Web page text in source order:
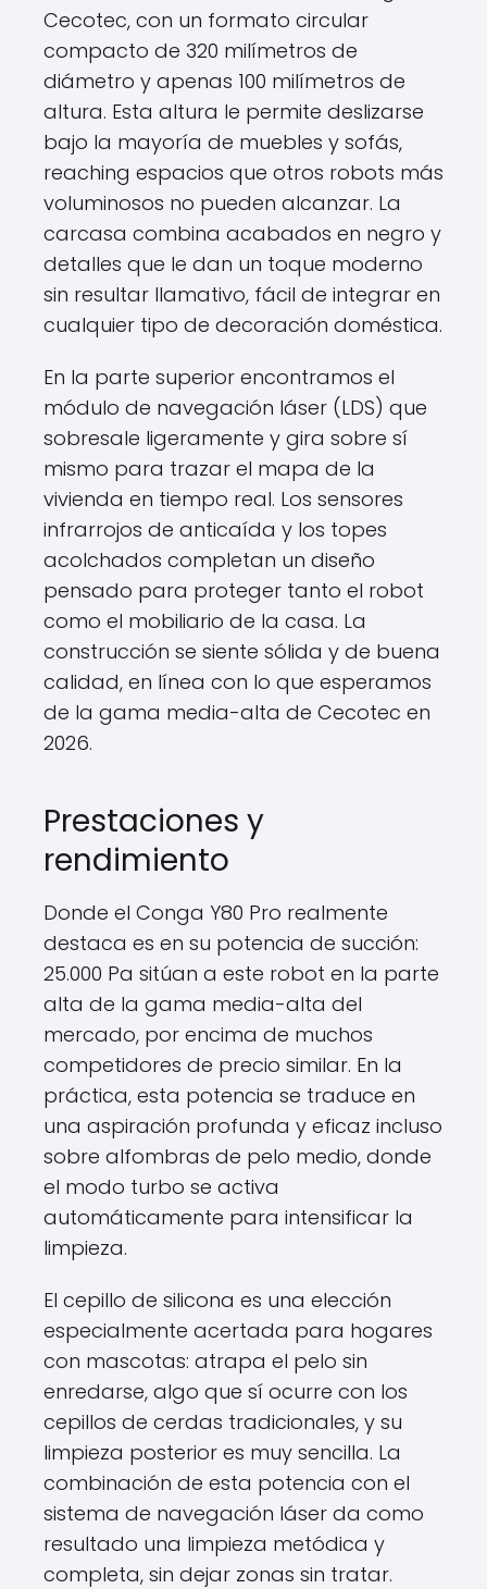
Cecotec, con un formato circular
compacto de 320 milímetros de
diámetro y apenas 100 milímetros de
altura. Esta altura le permite deslizarse
bajo la mayoría de muebles y sofás,
reaching espacios que otros robots más
voluminosos no pueden alcanzar. La
carcasa combina acabados en negro y
detalles que le dan un toque moderno
sin resultar llamativo, fácil de integrar en
cualquier tipo de decoración doméstica.
En la parte superior encontramos el
módulo de navegación láser (LDS) que
sobresale ligeramente y gira sobre sí
mismo para trazar el mapa de la
vivienda en tiempo real. Los sensores
infrarrojos de anticaída y los topes
acolchados completan un diseño
pensado para proteger tanto el robot
como el mobiliario de la casa. La
construcción se siente sólida y de buena
calidad, en línea con lo que esperamos
de la gama media-alta de Cecotec en
2026.
Prestaciones y
rendimiento
Donde el Conga Y80 Pro realmente
destaca es en su potencia de succión:
25.000 Pa sitúan a este robot en la parte
alta de la gama media-alta del
mercado, por encima de muchos
competidores de precio similar. En la
práctica, esta potencia se traduce en
una aspiración profunda y eficaz incluso
sobre alfombras de pelo medio, donde
el modo turbo se activa
automáticamente para intensificar la
limpieza.
El cepillo de silicona es una elección
especialmente acertada para hogares
con mascotas: atrapa el pelo sin
enredarse, algo que sí ocurre con los
cepillos de cerdas tradicionales, y su
limpieza posterior es muy sencilla. La
combinación de esta potencia con el
sistema de navegación láser da como
resultado una limpieza metódica y
completa, sin dejar zonas sin tratar.